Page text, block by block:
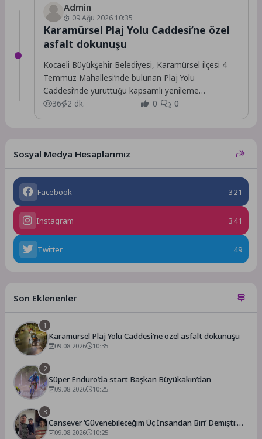
Admin
09 Ağu 2026 10:35
Karamürsel Plaj Yolu Caddesi’ne özel
asfalt dokunuşu
Kocaeli Büyükşehir Belediyesi, Karamürsel ilçesi 4
Temmuz Mahallesi’nde bulunan Plaj Yolu
Caddesi’nde yürüttüğü kapsamlı yenileme
çalışmalarını tamamladı.
36 2 dk. 0 0
Sosyal Medya Hesaplarımız
Facebook 321
Instagram 341
Twitter 49
Son Eklenenler
1
Karamürsel Plaj Yolu Caddesi’ne özel asfalt dokunuşu
09.08.2026 10:35
2
Süper Enduro’da start Başkan Büyükakın’dan
09.08.2026 10:25
3
Cansever ‘Güvenebileceğim Üç İnsandan Biri’ Demişti:
Mahmut Görgen’den Cansever’e Duygusal Veda
09.08.2026 10:25